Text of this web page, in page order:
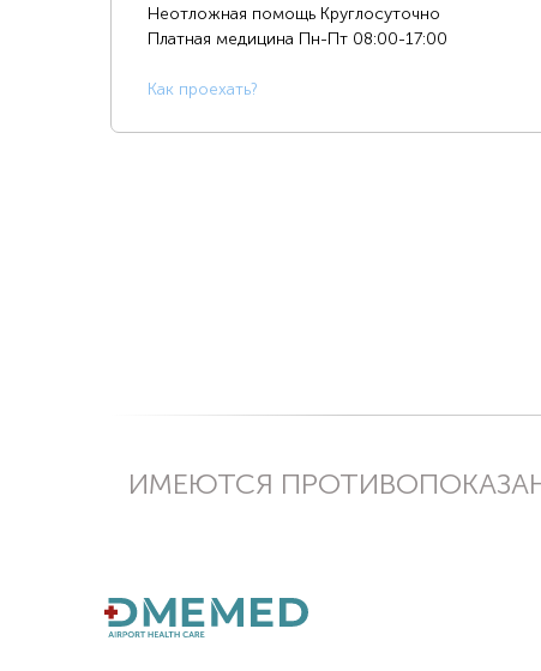
Неотложная помощь Круглосуточно
Платная медицина Пн-Пт 08:00-17:00
Как проехать?
ИМЕЮТСЯ